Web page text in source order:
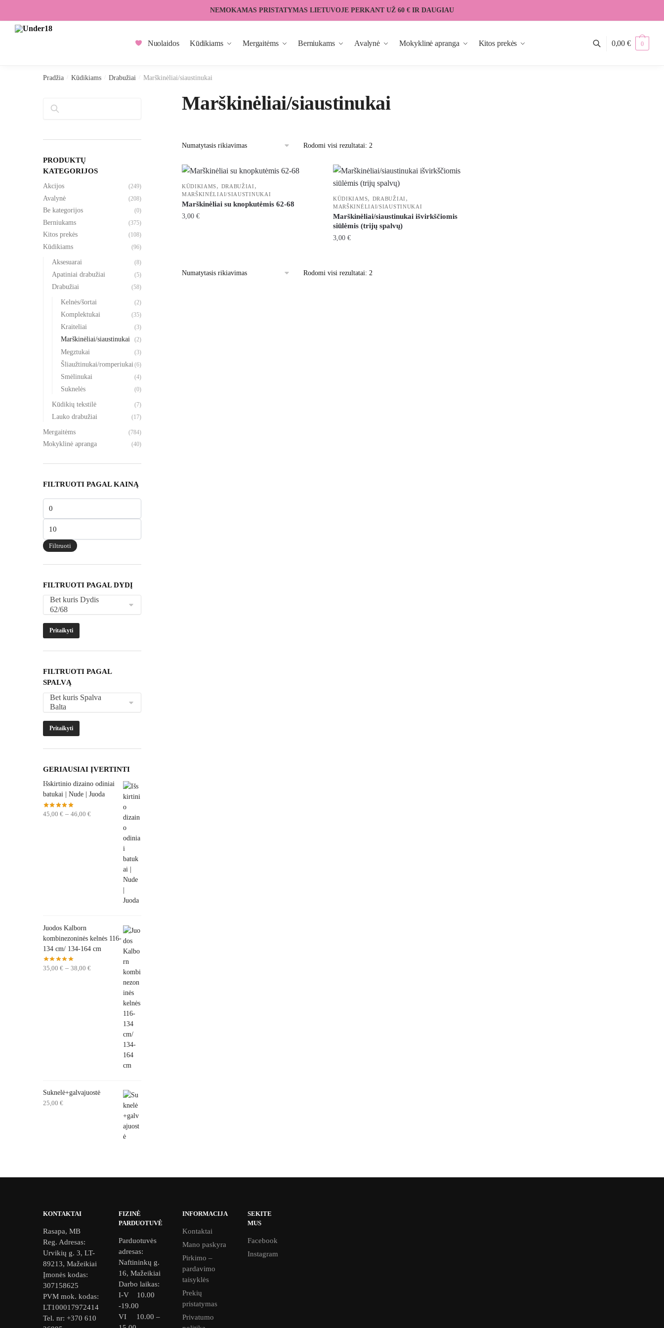
navigation
content
NEMOKAMAS PRISTATYMAS LIETUVOJE PERKANT UŽ 60 € IR DAUGIAU
Nuolaidos Kūdikiams Mergaitėms Berniukams Avalynė Mokyklinė apranga Kitos prekės 0,00€ 0
Pradžia Kūdikiams Drabužiai Marškinėliai/siaustinukai
Marškinėliai/siaustinukai
Rodomi visi rezultatai: 2
KŪDIKIAMS, DRABUŽIAI ,
MARŠKINĖLIAI/SIAUSTINUKAI
Marškinėliai su knopkutėmis 62-68
3,00 €
multiple
KŪDIKIAMS, DRABUŽIAI ,
MARŠKINĖLIAI/SIAUSTINUKAI
Marškinėliai/siaustinukai išvirkščiomis
siūlėmis (trijų spalvų)
3,00 €
Rodomi visi rezultatai: 2
PRODUKTŲ
KATEGORIJOS
Akcijos (249)
Avalynė (208)
Be kategorijos (0)
Berniukams (375)
Kitos prekės (108)
Kūdikiams (96)
Aksesuarai (8)
Apatiniai drabužiai (5)
Drabužiai (58)
Kelnės/šortai (2)
Komplektukai (35)
Kraiteliai (3)
Marškinėliai/siaustinukai (2)
Megztukai (3)
Šliaužtinukai/romperiukai (6)
Smėlinukai (4)
Suknelės (0)
Kūdikių tekstilė (7)
Lauko drabužiai (17)
Mergaitėms (784)
Mokyklinė apranga (40)
FILTRUOTI PAGAL KAINĄ
Min
kaina
Maks
kaina
Filtruoti
FILTRUOTI PAGAL DYDĮ
Pritaikyti
FILTRUOTI PAGAL
SPALVĄ
Pritaikyti
GERIAUSIAI ĮVERTINTI
Išskirtinio dizaino odiniai
batukai | Nude | Juoda
45,00 € – 46,00 €
Juodos Kalborn
kombinezoninės kelnės 116-
134 cm/ 134-164 cm
35,00 € – 38,00 €
Suknelė+galvajuostė
25,00 €
KONTAKTAI
Rasapa, MB
Reg. Adresas:
Urvikių g. 3, LT-
89213, Mažeikiai
Įmonės kodas:
307158625
PVM mok. kodas:
LT100017972414
Tel. nr: +370 610
FIZINĖ
PARDUOTUVĖ
Parduotuvės
adresas:
Naftininkų g.
16, Mažeikiai
Darbo laikas:
I-V 10.00
-19.00
VI 10.00 –
INFORMACIJA
Kontaktai
Mano paskyra
Pirkimo –
pardavimo
taisyklės
Prekių
pristatymas
Privatumo
SEKITE
MUS
Facebook
Instagram